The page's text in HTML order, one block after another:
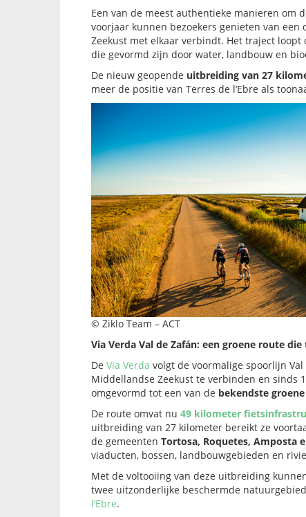
Een van de meest authentieke manieren om
voorjaar kunnen bezoekers genieten van
Zeekust met elkaar verbindt. Het traject
die gevormd zijn door water, landbouw en
De nieuw geopende uitbreiding van 27
meer de positie van Terres de l’Ebre als
© Ziklo Team – ACT
Via Verda Val de Zafán: een groene route
De Via Verda volgt de voormalige spoorlijn
Middellandse Zeekust te verbinden en sinds
omgevormd tot een van de bekendste
De route omvat nu 49 kilometer
uitbreiding van 27 kilometer bereikt ze
de gemeenten Tortosa, Roquetes, Amposta
viaducten, bossen, landbouwgebieden en
Met de voltooiing van deze uitbreiding
twee uitzonderlijke beschermde
l’Ebre.